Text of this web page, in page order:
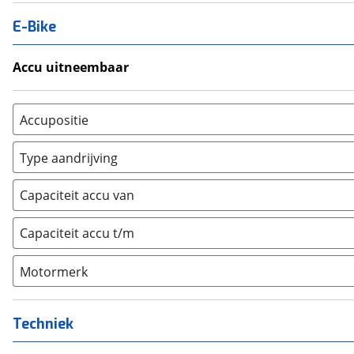
E-Bike
Accu uitneembaar
Nee, vast (0)
Accupositie
Bagagedrager (0)
Frame (0 )
Vloer (0
Achterbank (0)
Kofferbak (0)
Overig (0)
Type aandrijving
Achterwiel (0)
Trapas
Voorwiel
Capaciteit accu van
Capaciteit accu t/m
Motormerk
Bosch (0)
Yamaha
Stromer (0)
Techniek